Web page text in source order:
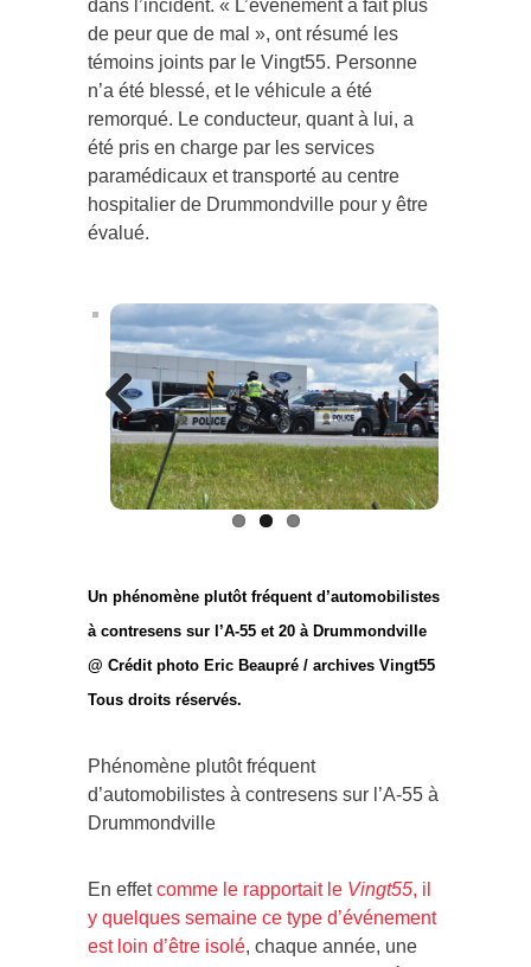
dans l’incident. « L’événement a fait plus
de peur que de mal », ont résumé les
témoins joints par le Vingt55. Personne
n’a été blessé, et le véhicule a été
remorqué. Le conducteur, quant à lui, a
été pris en charge par les services
paramédicaux et transporté au centre
hospitalier de Drummondville pour y être
évalué.
Previous Next
Un phénomène plutôt fréquent d’automobilistes
à contresens sur l’A-55 et 20 à Drummondville
@ Crédit photo Eric Beaupré / archives Vingt55
Tous droits réservés.
Phénomène plutôt fréquent
d’automobilistes à contresens sur l’A-55 à
Drummondville
En effetcomme le rapportait le Vingt55, il
y quelques semaine ce type d’événement
est loin d’être isolé, chaque année, une